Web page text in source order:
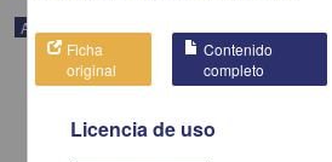
Artículo
Ficha
original
Contenido
completo
Licencia de uso